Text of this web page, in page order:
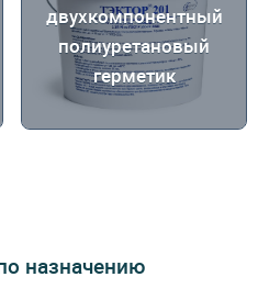
двухкомпонентный
полиуретановый
герметик
назначению